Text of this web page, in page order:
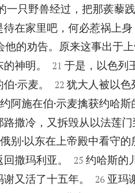
一只野兽经过，把那蒺藜践
在家里吧，何必惹祸上
他的劝告。原来这事出于
神明。


21 于是，以色列
·示麦。


22 犹大人被以色
阿施在伯·示麦擒获约哈
撒冷，又拆毁从以法莲
别·以东在上帝殿中看守
撒玛利亚。


25 约哈斯的
又活了十五年。


26 亚玛